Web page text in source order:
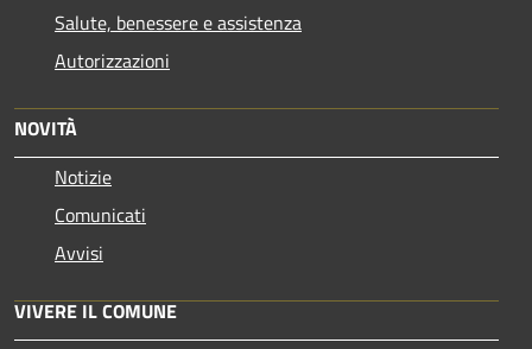
Salute, benessere e assistenza
Autorizzazioni
NOVITÀ
Notizie
Comunicati
Avvisi
VIVERE IL COMUNE